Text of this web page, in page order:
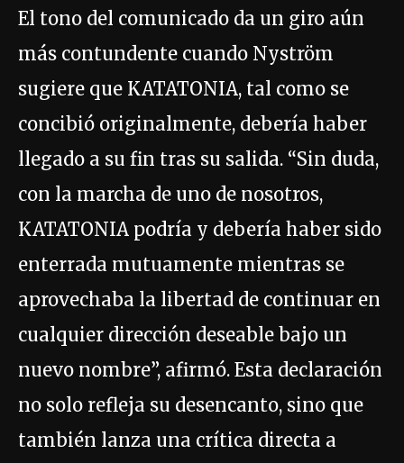
El tono del comunicado da un giro aún
más contundente cuando Nyström
sugiere que KATATONIA, tal como se
concibió originalmente, debería haber
llegado a su fin tras su salida. “Sin duda,
con la marcha de uno de nosotros,
KATATONIA podría y debería haber sido
enterrada mutuamente mientras se
aprovechaba la libertad de continuar en
cualquier dirección deseable bajo un
nuevo nombre”, afirmó. Esta declaración
no solo refleja su desencanto, sino que
también lanza una crítica directa a